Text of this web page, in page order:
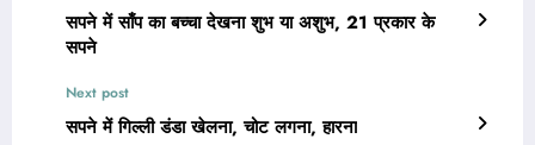
सपने में साँप का बच्चा देखना शुभ या अशुभ, 21 प्रकार के
सपने
Next post
सपने में गिल्ली डंडा खेलना, चोट लगना, हारना